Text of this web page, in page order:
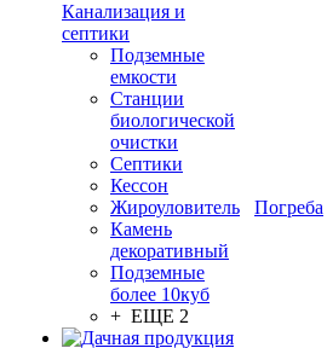
Канализация и
септики
Подземные
емкости
Станции
биологической
очистки
Септики
Кессон
Жироуловитель
Камень
декоративный
Подземные
более 10куб
+ ЕЩЕ 2
Погреба